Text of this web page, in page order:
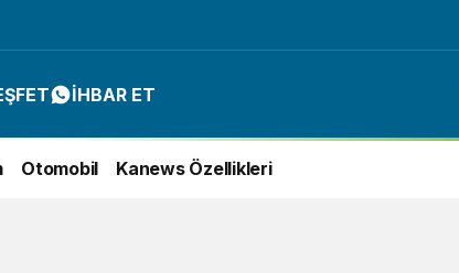
İHBAR ET
Otomobil Kanews Özellikleri